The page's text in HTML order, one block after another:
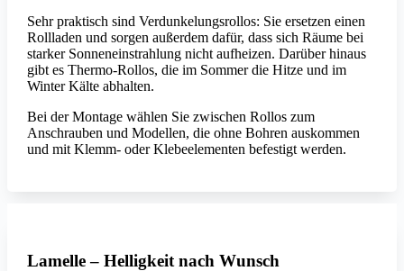
Sehr praktisch sind Verdunkelungsrollos: Sie ersetzen einen
Rollladen und sorgen außerdem dafür, dass sich Räume bei
starker Sonneneinstrahlung nicht aufheizen. Darüber hinaus
gibt es Thermo-Rollos, die im Sommer die Hitze und im
Winter Kälte abhalten.
Bei der Montage wählen Sie zwischen Rollos zum
Anschrauben und Modellen, die ohne Bohren auskommen
und mit Klemm- oder Klebeelementen befestigt werden.
Lamelle – Helligkeit nach Wunsch